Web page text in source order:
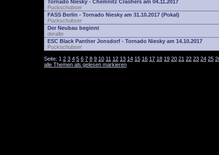
Tornado Niesky - Chemnitz Crashers am 04.11.2017
Puckschubser
FASS Berlin - Tornado Niesky am 31.10.2017 (Pokal)
Puckschubser
Der Neubau beginnt
deralte
ESC Black Panther Jonsdorf - Tornado Niesky am 14.10.2017
Puckschubser
Seite: 1 2 3 4 5 6 7 8 9 10 11 12 13 14 15 16 17 18 19 20 21 22 23 24 25
alle Themen als gelesen markieren